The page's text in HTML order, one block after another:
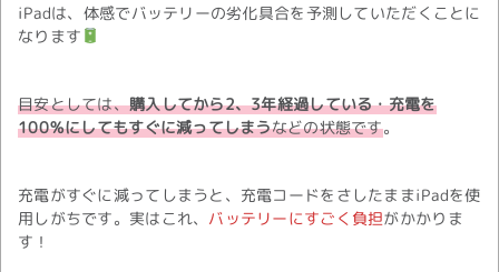
iPadは、体感でバッテリーの劣化具合を予測していただくことに
なります
目安としては、購入してから2、3年経過している・充電を
100％にしてもすぐに減ってしまうなどの状態です。
充電がすぐに減ってしまうと、充電コードをさしたままiPadを使
用しがちです。実はこれ、 バッテリーにすごく負担がかかりま
す！